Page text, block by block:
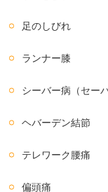
足のしびれ
ランナー膝
シーバー病（セー
ヘバーデン結節
テレワーク腰痛
偏頭痛